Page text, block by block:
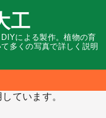
工
による製作。植物の育
多くの写真で詳しく説明
ています。